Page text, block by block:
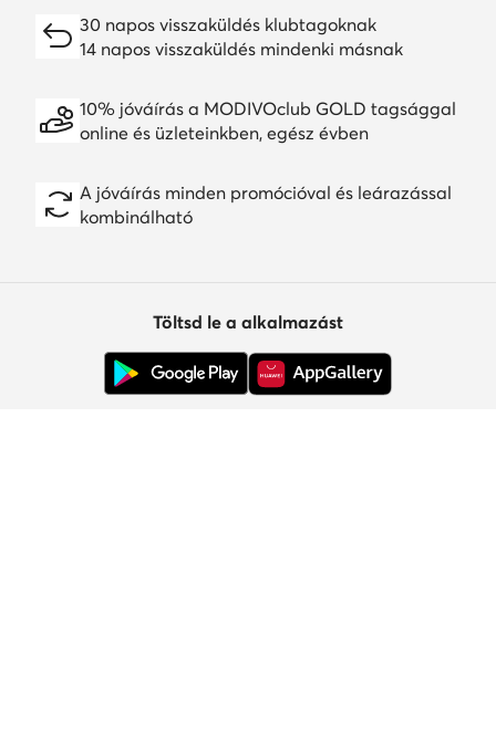
30 napos visszaküldés klubtagoknak
14 napos visszaküldés mindenki másnak
10% jóváírás a MODIVOclub GOLD tagsággal
online és üzleteinkben, egész évben
A jóváírás minden promócióval és leárazással
kombinálható
Töltsd le a alkalmazást